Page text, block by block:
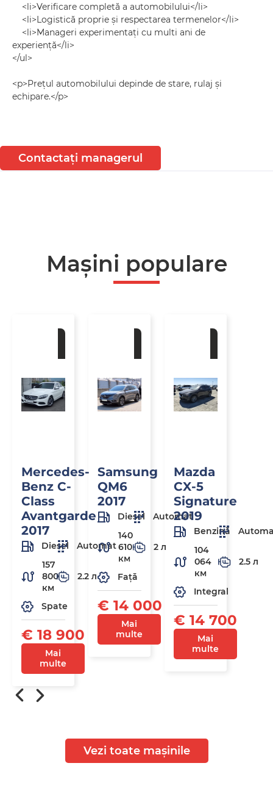
<li>Verificare completă a automobilului</li>
<li>Logistică proprie și respectarea termenelor</li>
<li>Manageri experimentați cu multi ani de
experiență</li>
</ul>
<p>Prețul automobilului depinde de stare, rulaj și
echipare.</p>
Contactați managerul
Mașini populare
Mercedes-
Benz C-
Class
Avantgarde
2017
Diesel
Automat
157
800
км
2.2 л
Spate
€ 18 900
Mai
multe
Samsung
QM6
2017
Diesel
Automat
140
610
км
2 л
Față
€ 14 000
Mai
multe
Mazda
CX-5
Signature
2019
Benzină
104
064
км
2.5 л
Integral
€ 14 700
Mai
multe
Vezi toate mașinile